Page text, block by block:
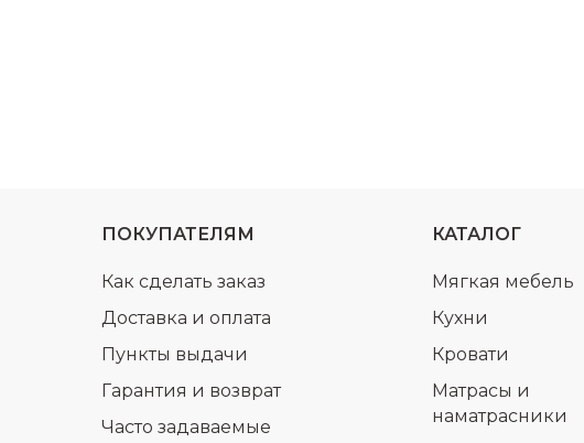
КАТАЛОГ
Кухни
Мягкая мебель
Кровати
Матрасы и
наматрасники
ПОКУПАТЕЛЯМ
Доставка и оплата
Часто задаваемые
Гарантия и возврат
Пункты выдачи
Как сделать заказ